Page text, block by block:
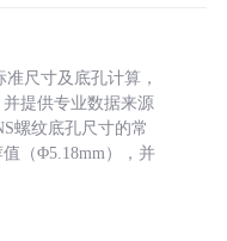
尺寸及底孔计算，
提供专业数据来源
螺纹底孔尺寸的常
（Φ5.18mm），并